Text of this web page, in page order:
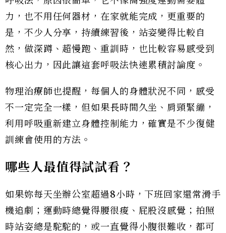
力，也不用任何器材，在家就能完成，更重要的
是，不少人分享，持續練習後，站姿變得比較自
然，做深蹲、超慢跑、重訓時，也比較容易感受到
核心出力，因此讓這套呼吸法快速累積討論度。
物理治療師也提醒，每個人的身體狀況不同，感受
不一定完全一樣，但如果長時間久坐、肩頸緊繃，
利用呼吸重新建立身體控制能力，確實是不少復健
訓練會使用的方法。
哪些人最值得試試看？
如果妳每天坐辦公室超過8小時，下班回家還常滑手
機追劇；運動時總覺得腰很痠、屁股沒感覺；拍照
時站姿總是駝駝的，或一直覺得小腹很難收，都可